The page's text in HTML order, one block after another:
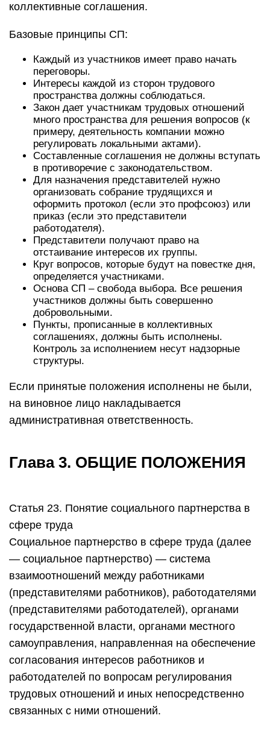
коллективные соглашения.
Базовые принципы СП:
Каждый из участников имеет право начать
переговоры.
Интересы каждой из сторон трудового
пространства должны соблюдаться.
Закон дает участникам трудовых отношений
много пространства для решения вопросов (к
примеру, деятельность компании можно
регулировать локальными актами).
Составленные соглашения не должны вступать
в противоречие с законодательством.
Для назначения представителей нужно
организовать собрание трудящихся и
оформить протокол (если это профсоюз) или
приказ (если это представители
работодателя).
Представители получают право на
отстаивание интересов их группы.
Круг вопросов, которые будут на повестке дня,
определяется участниками.
Основа СП – свобода выбора. Все решения
участников должны быть совершенно
добровольными.
Пункты, прописанные в коллективных
соглашениях, должны быть исполнены.
Контроль за исполнением несут надзорные
структуры.
Если принятые положения исполнены не были,
на виновное лицо накладывается
административная ответственность.
Глава 3. ОБЩИЕ ПОЛОЖЕНИЯ
Статья 23. Понятие социального партнерства в
сфере труда
Социальное партнерство в сфере труда (далее
— социальное партнерство) — система
взаимоотношений между работниками
(представителями работников), работодателями
(представителями работодателей), органами
государственной власти, органами местного
самоуправления, направленная на обеспечение
согласования интересов работников и
работодателей по вопросам регулирования
трудовых отношений и иных непосредственно
связанных с ними отношений.